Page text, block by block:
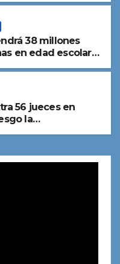
38 millones
en edad escolar
56 jueces en
la